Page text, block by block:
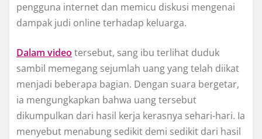
pengguna internet dan memicu diskusi mengenai
dampak judi online terhadap keluarga.
Dalam video tersebut, sang ibu terlihat duduk
sambil memegang sejumlah uang yang telah diikat
menjadi beberapa bagian. Dengan suara bergetar,
ia mengungkapkan bahwa uang tersebut
dikumpulkan dari hasil kerja kerasnya sehari-hari. Ia
menyebut menabung sedikit demi sedikit dari hasil